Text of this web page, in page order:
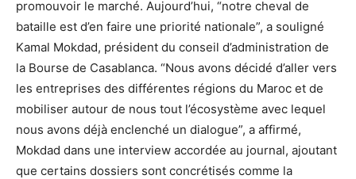
promouvoir le marché. Aujourd’hui, “notre cheval de
bataille est d’en faire une priorité nationale”, a souligné
Kamal Mokdad, président du conseil d’administration de
la Bourse de Casablanca. “Nous avons décidé d’aller vers
les entreprises des différentes régions du Maroc et de
mobiliser autour de nous tout l’écosystème avec lequel
nous avons déjà enclenché un dialogue”, a affirmé,
Mokdad dans une interview accordée au journal, ajoutant
que certains dossiers sont concrétisés comme la